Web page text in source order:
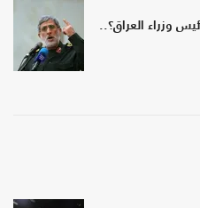
وزراء العراق؟..